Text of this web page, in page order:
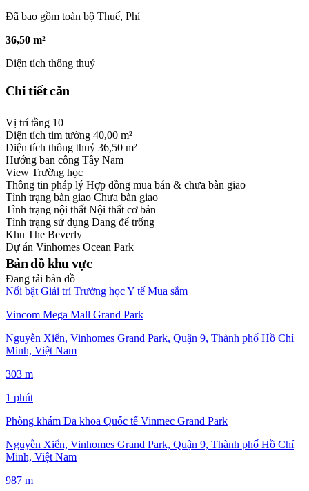
Đã bao gồm toàn bộ Thuế, Phí
36,50 m²
Diện tích thông thuỷ
Chi tiết căn
Vị trí tầng 10
Diện tích tim tường 40,00 m²
Diện tích thông thuỷ 36,50 m²
Hướng ban công Tây Nam
View Trường học
Thông tin pháp lý Hợp đồng mua bán & chưa bàn giao
Tình trạng bàn giao Chưa bàn giao
Tình trạng nội thất Nội thất cơ bản
Tình trạng sử dụng Đang để trống
Khu The Beverly
Dự án Vinhomes Ocean Park
Bản đồ khu vực
Đang tải bản đồ
Nổi bật Giải trí Trường họcY tế Mua sắm
Vincom Mega Mall Grand Park
Nguyễn Xiển, Vinhomes Grand Park, Quận 9, Thành phố Hồ Chí
Minh, Việt Nam
303 m
1 phút
Phòng khám Đa khoa Quốc tế Vinmec Grand Park
Nguyễn Xiển, Vinhomes Grand Park, Quận 9, Thành phố Hồ Chí
Minh, Việt Nam
987 m